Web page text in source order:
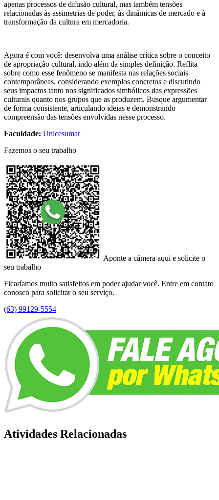
apenas processos de difusão cultural, mas também tensões
relacionadas às assimetrias de poder, às dinâmicas de mercado e à
transformação da cultura em mercadoria.
Agora é com você: desenvolva uma análise crítica sobre o conceito
de apropriação cultural, indo além da simples definição. Reflita
sobre como esse fenômeno se manifesta nas relações sociais
contemporâneas, considerando exemplos concretos e discutindo
seus impactos tanto nos significados simbólicos das expressões
culturais quanto nos grupos que as produzem. Busque argumentar
de forma consistente, articulando ideias e demonstrando
compreensão das tensões envolvidas nesse processo.
Faculdade: Unicesumar
Fazemos o seu trabalho
Aponte a câmera aqui e solicite o
seu trabalho
Ficaríamos muito satisfeitos em poder ajudar você. Entre em contato
conosco para solicitar o seu serviço.
(63) 99129-5554
Atividades Relacionadas